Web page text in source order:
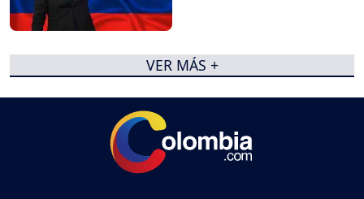
VER MÁS +